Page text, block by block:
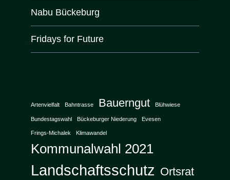
Nabu Bückeburg
Fridays for Future
Artenvielfalt Bahntrasse Bauerngut Blühwiese
Bundestagswahl Bückeburger Niederung Evesen
Frings-Michalek Klimawandel
Kommunalwahl 2021
Landschaftsschutz Ortsrat